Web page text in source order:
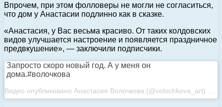
Впрочем, при этом фолловеры не могли не согласиться,
что дом у Анастасии подлинно как в сказке.
«Анастасия, у Вас весьма красиво. От таких колдовских
видов улучшается настроение и появляется праздничное
предвкушение», — заключили подписчики.
Запросто скоро новый год. А у меня он
дома.#волочкова